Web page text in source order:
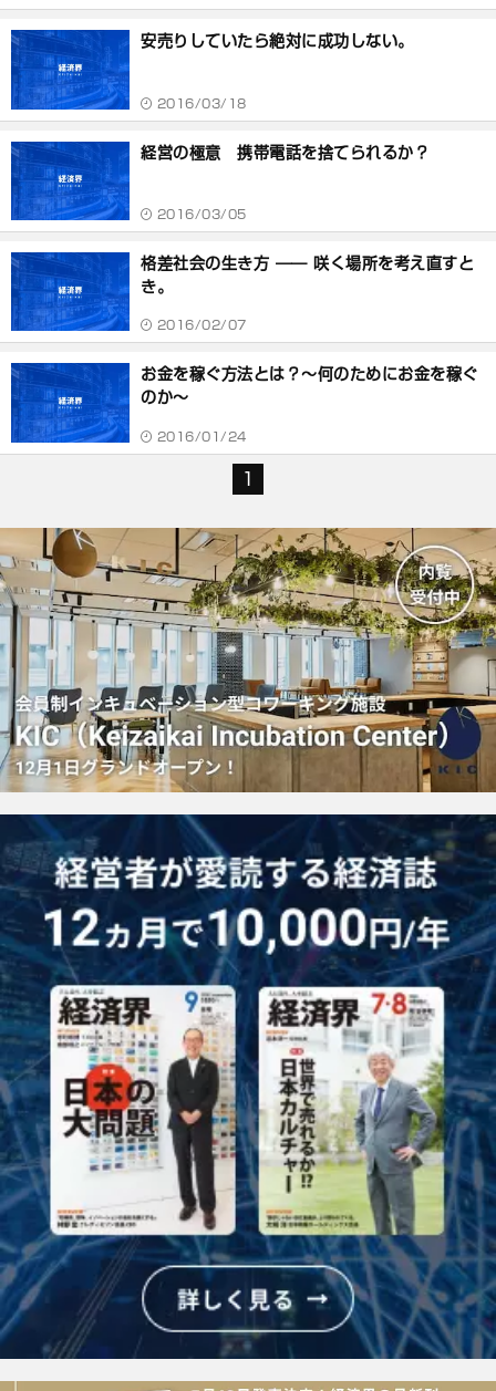
安売りしていたら絶対に成功しない。
2016/03/18
経営の極意 携帯電話を捨てられるか？
2016/03/05
格差社会の生き方 ―― 咲く場所を考え直すと
き。
2016/02/07
お金を稼ぐ方法とは？～何のためにお金を稼ぐ
のか～
2016/01/24
1